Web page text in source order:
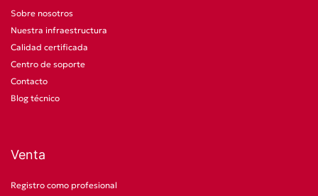
Sobre nosotros
Nuestra infraestructura
Calidad certificada
Centro de soporte
Contacto
Blog técnico
Venta
Registro como profesional